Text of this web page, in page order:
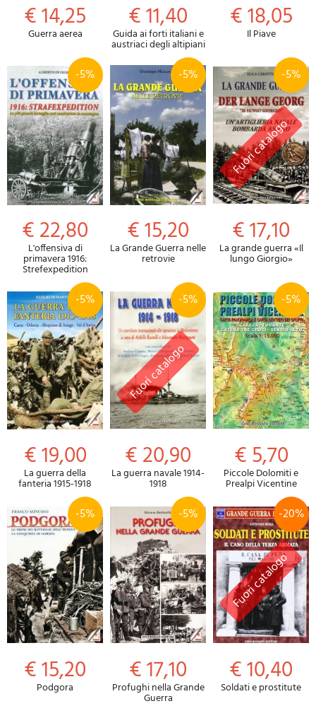
€ 14,25
Guerra aerea
€ 11,40
Guida ai forti italiani e
austriaci degli altipiani
€ 18,05
Il Piave
-5%
€ 22,80
L'offensiva di
primavera 1916:
Strefexpedition
-5%
€ 15,20
La Grande Guerra nelle
retrovie
-5%
€ 17,10
La grande guerra «Il
lungo Giorgio»
-5%
€ 19,00
La guerra della
fanteria 1915-1918
-5%
€ 20,90
La guerra navale 1914-
1918
-5%
€ 5,70
Piccole Dolomiti e
Prealpi Vicentine
-5%
€ 15,20
Podgora
-5%
€ 17,10
Profughi nella Grande
Guerra
-20%
€ 10,40
Soldati e prostitute